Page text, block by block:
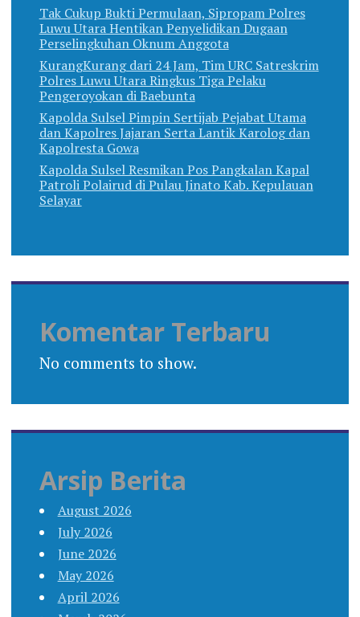
Tak Cukup Bukti Permulaan, Sipropam Polres
Luwu Utara Hentikan Penyelidikan Dugaan
Perselingkuhan Oknum Anggota
KurangKurang dari 24 Jam, Tim URC Satreskrim
Polres Luwu Utara Ringkus Tiga Pelaku
Pengeroyokan di Baebunta
Kapolda Sulsel Pimpin Sertijab Pejabat Utama
dan Kapolres Jajaran Serta Lantik Karolog dan
Kapolresta Gowa
Kapolda Sulsel Resmikan Pos Pangkalan Kapal
Patroli Polairud di Pulau Jinato Kab. Kepulauan
Selayar
Komentar Terbaru
No comments to show.
Arsip Berita
August 2026
July 2026
June 2026
May 2026
April 2026